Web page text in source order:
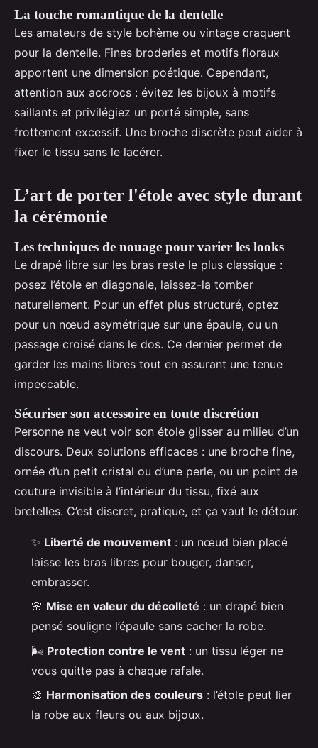
La touche romantique de la dentelle
Les amateurs de style bohème ou vintage craquent
pour la dentelle. Fines broderies et motifs floraux
apportent une dimension poétique. Cependant,
attention aux accrocs : évitez les bijoux à motifs
saillants et privilégiez un porté simple, sans
frottement excessif. Une broche discrète peut aider à
fixer le tissu sans le lacérer.
L’art de porter l'étole avec style durant
la cérémonie
Les techniques de nouage pour varier les looks
Le drapé libre sur les bras reste le plus classique :
posez l’étole en diagonale, laissez-la tomber
naturellement. Pour un effet plus structuré, optez
pour un nœud asymétrique sur une épaule, ou un
passage croisé dans le dos. Ce dernier permet de
garder les mains libres tout en assurant une tenue
impeccable.
Sécuriser son accessoire en toute discrétion
Personne ne veut voir son étole glisser au milieu d’un
discours. Deux solutions efficaces : une broche fine,
ornée d’un petit cristal ou d’une perle, ou un point de
couture invisible à l’intérieur du tissu, fixé aux
bretelles. C’est discret, pratique, et ça vaut le détour.
✨ Liberté de mouvement : un nœud bien placé
laisse les bras libres pour bouger, danser,
embrasser.
🌸 Mise en valeur du décolleté : un drapé bien
pensé souligne l’épaule sans cacher la robe.
🌬️ Protection contre le vent : un tissu léger ne
vous quitte pas à chaque rafale.
🎨 Harmonisation des couleurs : l’étole peut lier
la robe aux fleurs ou aux bijoux.